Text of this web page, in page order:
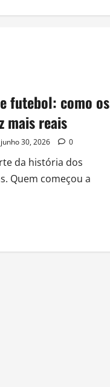
futebol: como os
mais reais
junho 30, 2026 0
da história dos
Quem começou a